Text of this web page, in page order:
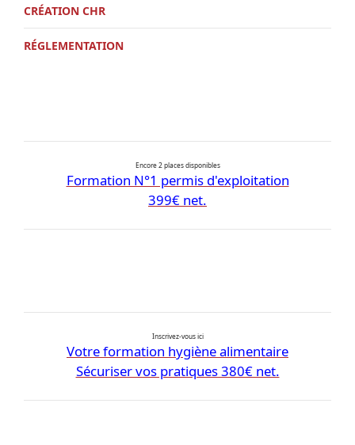
CRÉATION CHR
RÉGLEMENTATION
Encore 2 places disponibles
Formation N°1 permis d'exploitation
399€ net.
Inscrivez-vous ici
Votre formation hygiène alimentaire
Sécuriser vos pratiques 380€ net.